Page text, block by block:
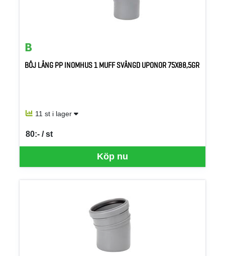
BÖJ LÅNG PP INOMHUS 1 MUFF SVÄNGD UPONOR 75X88,5GR
11 st i lager
Köp nu
80:- / st
SEK per ST